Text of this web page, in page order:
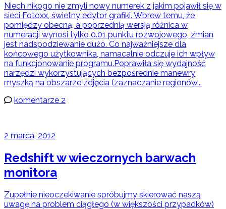
Niech nikogo nie zmyli nowy numerek z jakim pojawił się w
sieci Fotoxx, świetny edytor grafiki. Wbrew temu, że
pomiędzy obecną, a poprzednią wersją różnica w
numeracji wynosi tylko 0.01 punktu rozwojowego, zmian
jest nadspodziewanie dużo. Co najważniejsze dla
końcowego użytkownika, namacalnie odczuje ich wpływ
na funkcjonowanie programu.Poprawiła się wydajność
narzędzi wykorzystujących bezpośrednie manewry
myszką na obszarze zdjęcia (zaznaczanie regionów...
komentarze 2
2 marca, 2012
Redshift w wieczornych barwach
monitora
Zupełnie nieoczekiwanie spróbujmy skierować naszą
uwagę na problem ciągłego (w większości przypadków)